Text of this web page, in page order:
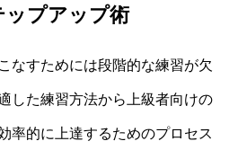
ップアップ術
なすためには段階的な練習が欠
した練習方法から上級者向けの
率的に上達するためのプロセス